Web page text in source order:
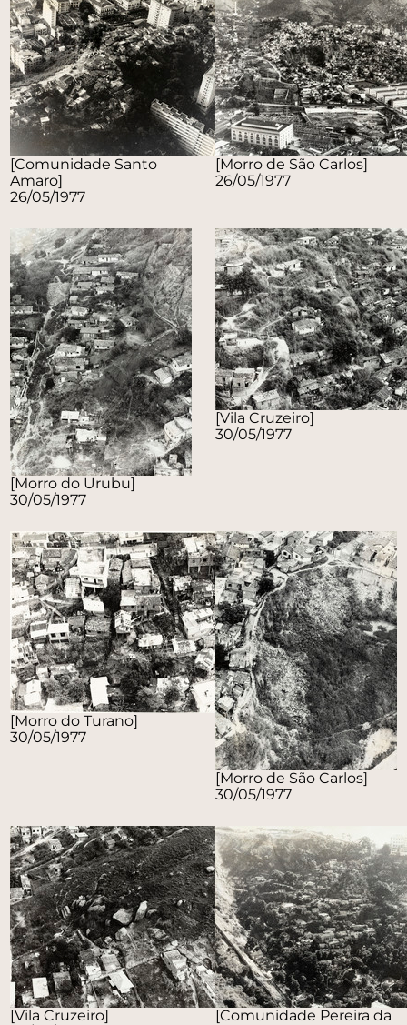
[Comunidade Santo
Amaro]
26/05/1977
[Morro de São Carlos]
26/05/1977
[Morro do Urubu]
30/05/1977
[Vila Cruzeiro]
30/05/1977
[Morro do Turano]
30/05/1977
[Morro de São Carlos]
30/05/1977
[Vila Cruzeiro]
[Comunidade Pereira da